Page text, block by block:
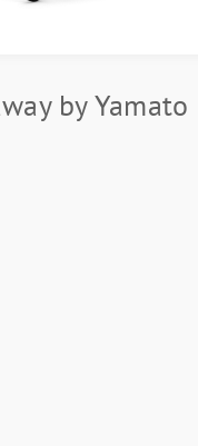
by Yamato